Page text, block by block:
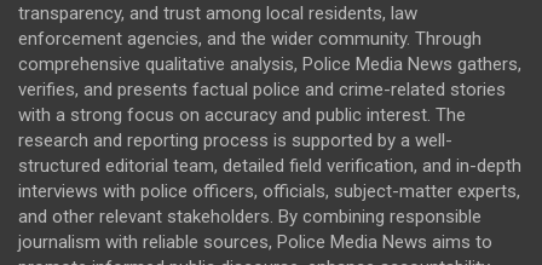
transparency, and trust among local residents, law
enforcement agencies, and the wider community. Through
comprehensive qualitative analysis, Police Media News gathers,
verifies, and presents factual police and crime-related stories
with a strong focus on accuracy and public interest. The
research and reporting process is supported by a well-
structured editorial team, detailed field verification, and in-depth
interviews with police officers, officials, subject-matter experts,
and other relevant stakeholders. By combining responsible
journalism with reliable sources, Police Media News aims to